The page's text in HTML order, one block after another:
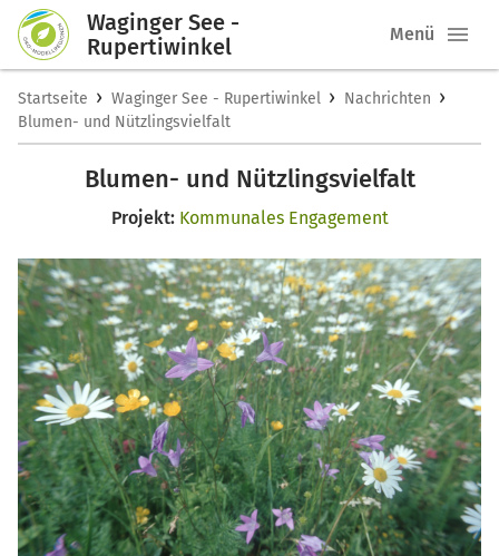
Waginger See -
Rupertiwinkel
Menü
Startseite › Waginger See - Rupertiwinkel › Nachrichten ›
Blumen- und Nützlingsvielfalt
Blumen- und Nützlingsvielfalt
Projekt: Kommunales Engagement